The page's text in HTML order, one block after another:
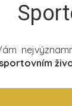
sportovním